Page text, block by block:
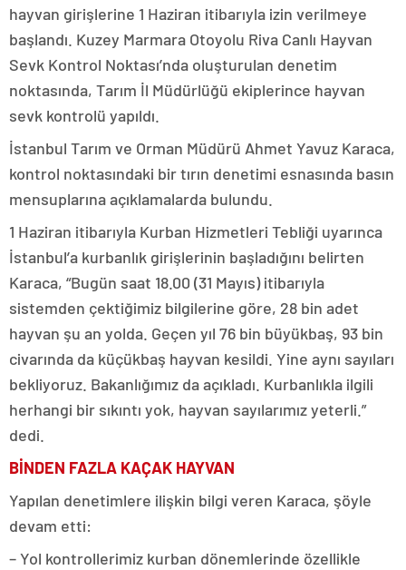
hayvan girişlerine 1 Haziran itibarıyla izin verilmeye
başlandı. Kuzey Marmara Otoyolu Riva Canlı Hayvan
Sevk Kontrol Noktası’nda oluşturulan denetim
noktasında, Tarım İl Müdürlüğü ekiplerince hayvan
sevk kontrolü yapıldı.
İstanbul Tarım ve Orman Müdürü Ahmet Yavuz Karaca,
kontrol noktasındaki bir tırın denetimi esnasında basın
mensuplarına açıklamalarda bulundu.
1 Haziran itibarıyla Kurban Hizmetleri Tebliği uyarınca
İstanbul’a kurbanlık girişlerinin başladığını belirten
Karaca, “Bugün saat 18.00 (31 Mayıs) itibarıyla
sistemden çektiğimiz bilgilerine göre, 28 bin adet
hayvan şu an yolda. Geçen yıl 76 bin büyükbaş, 93 bin
civarında da küçükbaş hayvan kesildi. Yine aynı sayıları
bekliyoruz. Bakanlığımız da açıkladı. Kurbanlıkla ilgili
herhangi bir sıkıntı yok, hayvan sayılarımız yeterli.”
dedi.
BİNDEN FAZLA KAÇAK HAYVAN
Yapılan denetimlere ilişkin bilgi veren Karaca, şöyle
devam etti:
– Yol kontrollerimiz kurban dönemlerinde özellikle